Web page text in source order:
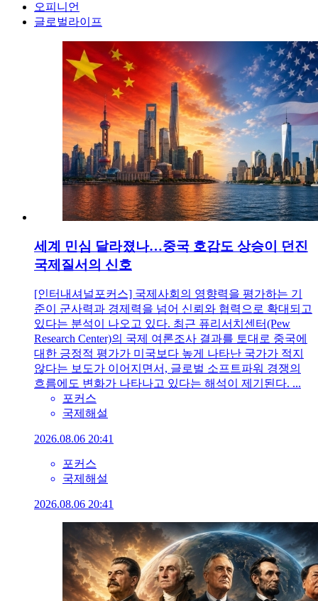
오피니언
글로벌라이프
세계 민심 달라졌나…중국 호감도 상승이 던진
국제질서의 신호
[인터내셔널포커스] 국제사회의 영향력을 평가하는 기
준이 군사력과 경제력을 넘어 신뢰와 협력으로 확대되고
있다는 분석이 나오고 있다. 최근 퓨리서치센터(Pew
Research Center)의 국제 여론조사 결과를 토대로 중국에
대한 긍정적 평가가 미국보다 높게 나타난 국가가 적지
않다는 보도가 이어지면서, 글로벌 소프트파워 경쟁의
흐름에도 변화가 나타나고 있다는 해석이 제기된다. ...
포커스
국제해설
2026.08.06 20:41
포커스
국제해설
2026.08.06 20:41